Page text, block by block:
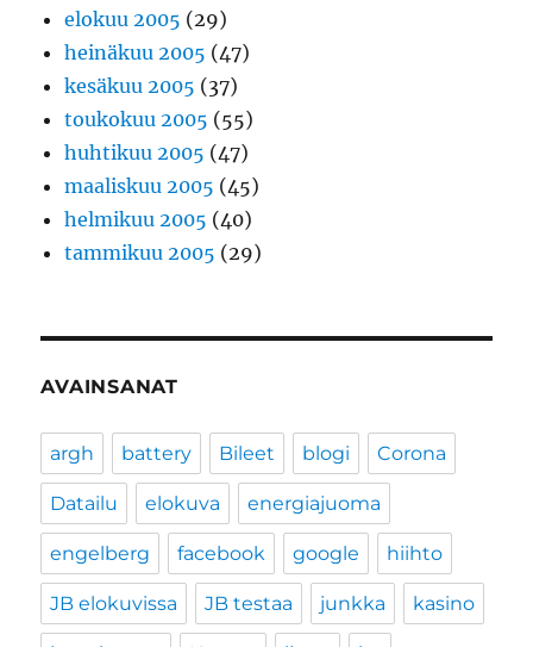
elokuu 2005 (29)
heinäkuu 2005 (47)
kesäkuu 2005 (37)
toukokuu 2005 (55)
huhtikuu 2005 (47)
maaliskuu 2005 (45)
helmikuu 2005 (40)
tammikuu 2005 (29)
AVAINSANAT
argh battery Bileet blogi Corona
Datailu elokuva energiajuoma
engelberg facebook google hiihto
JB elokuvissa JB testaa junkka kasino